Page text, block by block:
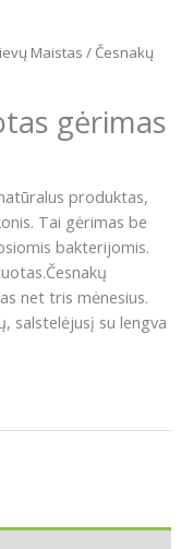
Maistas / Česnakų
gėrimas
produktas,
Tai gėrimas be
bakterijomis.
net tris mėnesius.
salstelėjusį su lengva